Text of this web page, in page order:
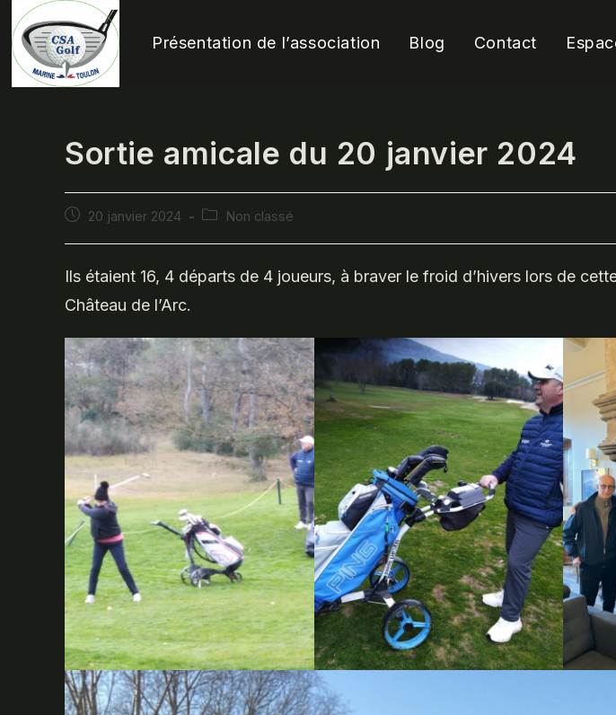
content
Présentation de l’association Blog Contact
Sortie amicale du 20 janvier 2024
Publication
20 janvier 2024
Post Non classé
Ils étaient 16, 4 départs de 4 joueurs, à braver le froid d’hivers lors de
Château de l’Arc.